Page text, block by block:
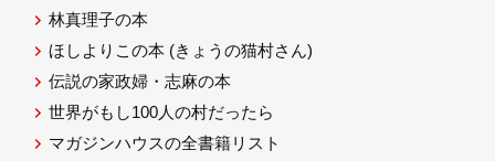
林真理子の本
ほしよりこの本 (きょうの猫村さん)
伝説の家政婦・志麻の本
世界がもし100人の村だったら
マガジンハウスの全書籍リスト